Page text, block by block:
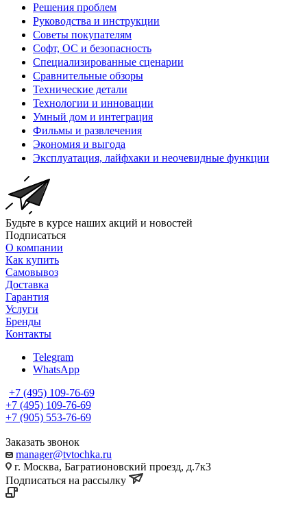
Решения проблем
Руководства и инструкции
Советы покупателям
Софт, ОС и безопасность
Специализированные сценарии
Сравнительные обзоры
Технические детали
Технологии и инновации
Умный дом и интеграция
Фильмы и развлечения
Экономия и выгода
Эксплуатация, лайфхаки и неочевидные функции
Будьте в курсе наших акций и новостей
Подписаться
О компании
Как купить
Самовывоз
Доставка
Гарантия
Услуги
Бренды
Контакты
Telegram
WhatsApp
+7 (495) 109-76-69
+7 (495) 109-76-69
+7 (905) 553-76-69
Заказать звонок
manager@tvtochka.ru
г. Москва, Багратионовский проезд, д.7к3
Подписаться на рассылку